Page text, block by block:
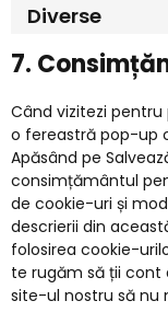
Diverse
7.
Când vizitezi
o fereastră pop-up
Apăsând pe
consimțământul
de cookie-uri și
descrierii din
folosirea cookie-
te rugăm să ții cont
site-ul nostru să nu